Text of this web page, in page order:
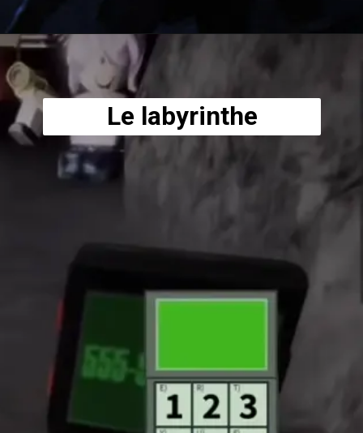
Le labyrinthe